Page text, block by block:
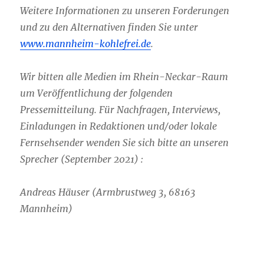
Weitere Informationen zu unseren Forderungen
und zu den Alternativen finden Sie unter
www.mannheim-kohlefrei.de.
Wir bitten alle Medien im Rhein-Neckar-Raum
um Veröffentlichung der folgenden
Pressemitteilung. Für Nachfragen, Interviews,
Einladungen in Redaktionen und/oder lokale
Fernsehsender wenden Sie sich bitte an unseren
Sprecher (September 2021) :
Andreas Häuser (Armbrustweg 3, 68163
Mannheim)